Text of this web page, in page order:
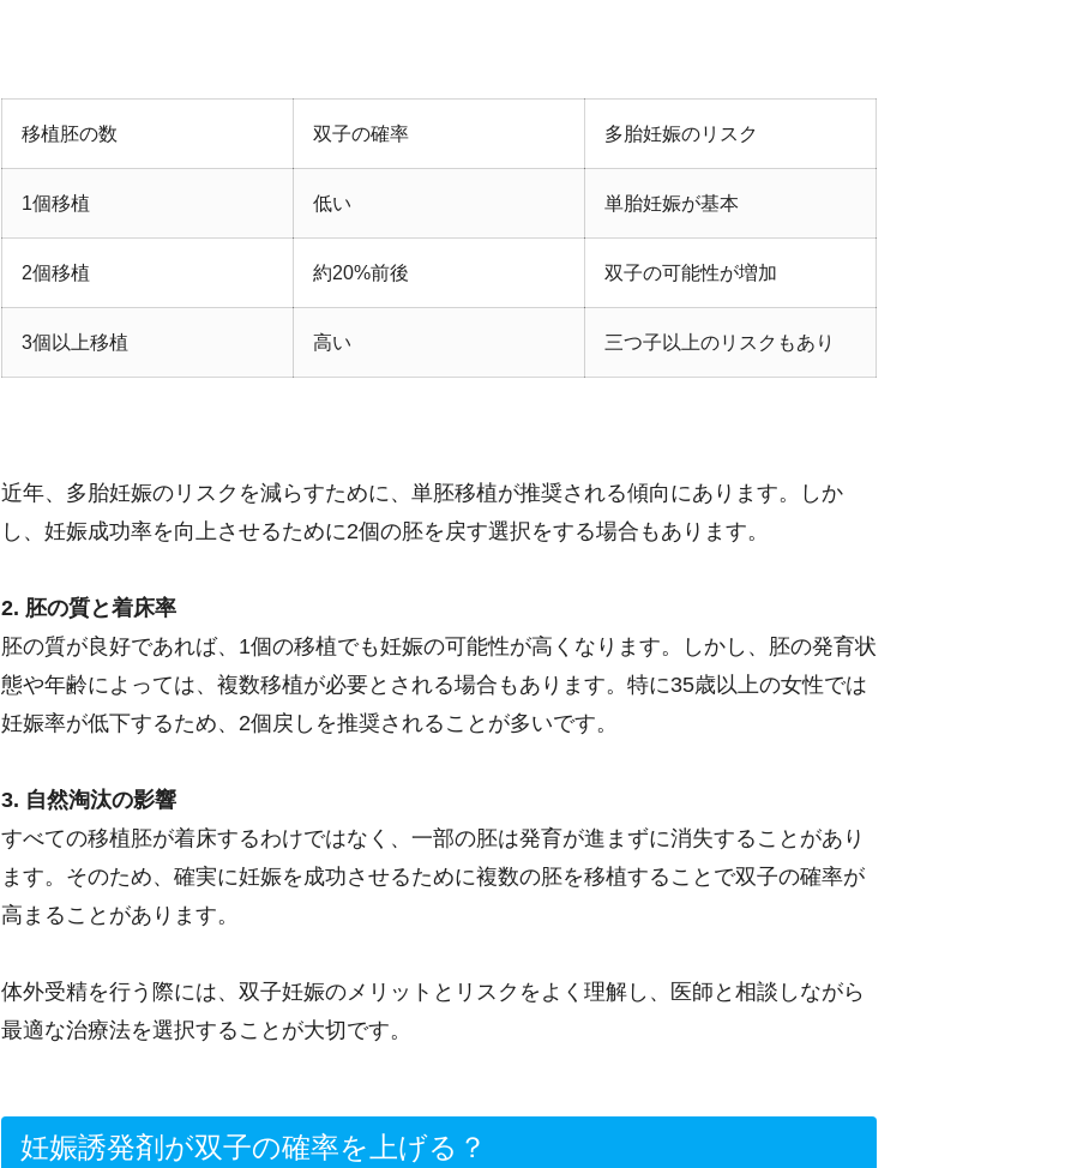
移植胚の数 双子の確率 多胎妊娠のリスク
1個移植 低い 単胎妊娠が基本
2個移植 約20%前後 双子の可能性が増加
3個以上移植 高い 三つ子以上のリスクもあり
近年、多胎妊娠のリスクを減らすために、単胚移植が推奨される傾向にあります。しか
し、妊娠成功率を向上させるために2個の胚を戻す選択をする場合もあります。
2. 胚の質と着床率
胚の質が良好であれば、1個の移植でも妊娠の可能性が高くなります。しかし、胚の発育状
態や年齢によっては、複数移植が必要とされる場合もあります。特に35歳以上の女性では
妊娠率が低下するため、2個戻しを推奨されることが多いです。
3. 自然淘汰の影響
すべての移植胚が着床するわけではなく、一部の胚は発育が進まずに消失することがあり
ます。そのため、確実に妊娠を成功させるために複数の胚を移植することで双子の確率が
高まることがあります。
体外受精を行う際には、双子妊娠のメリットとリスクをよく理解し、医師と相談しながら
最適な治療法を選択することが大切です。
妊娠誘発剤が双子の確率を上げる？